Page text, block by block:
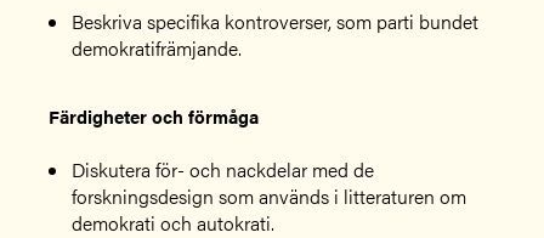
Beskriva specifika kontroverser, som parti bundet
demokratifrämjande.
Färdigheter och förmåga
Diskutera för- och nackdelar med de
forskningsdesign som används i litteraturen om
demokrati och autokrati.